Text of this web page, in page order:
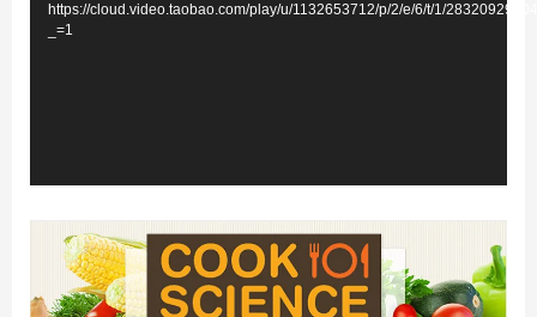
https://cloud.video.taobao.com/play/u/1132653712/p/2/e/6/t/1/
_=1